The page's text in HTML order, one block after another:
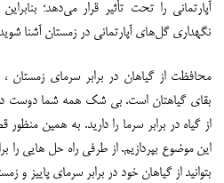
آپارتمانی را تحت تأثیر قرار می‌دهد؛
نگهداری گل‌های آپارتمانی در زمستان آشنا
محافظت از گیاهان در برابر سرمای زمستان
بقای گیاهتان است. بی شک همه شما دوست
از گیاه در برابر سرما را دارید. به همین
این موضوع بپردازیم. از طرفی راه حل هایی
بتوانید از گیاهان خود در برابر سرمای پاییز و